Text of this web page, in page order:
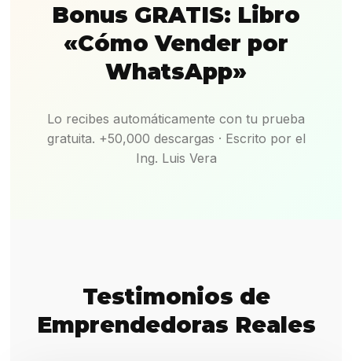
Bonus GRATIS: Libro
«Cómo Vender por
WhatsApp»
Lo recibes automáticamente con tu prueba
gratuita. +50,000 descargas · Escrito por el
Ing. Luis Vera
Testimonios de
Emprendedoras Reales